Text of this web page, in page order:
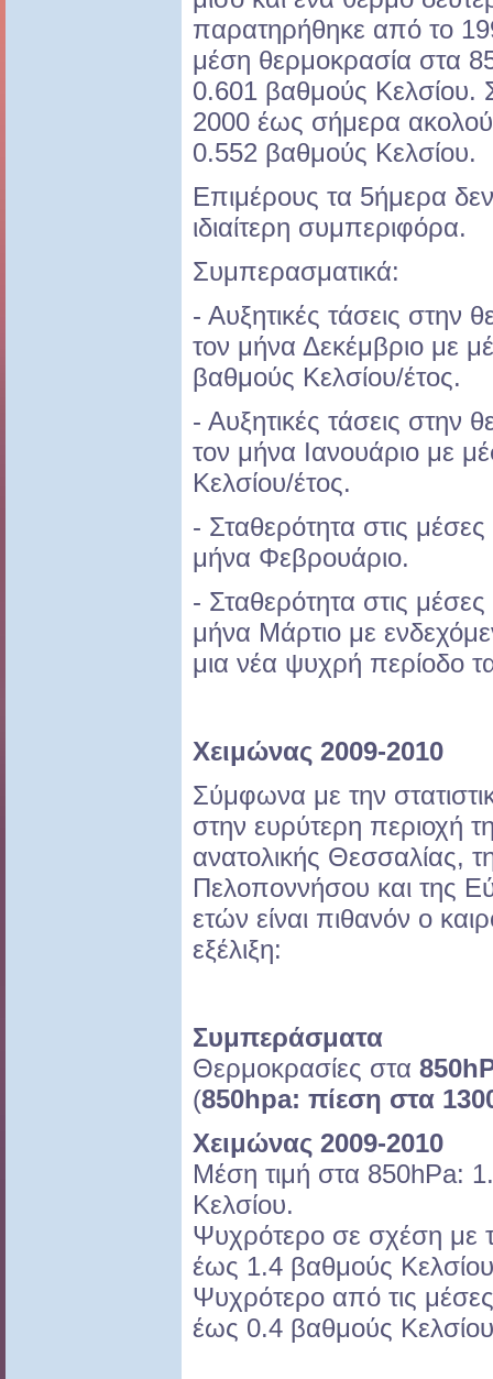
παρατηρήθηκε από το
μέση θερμοκρασία στα
0.601 βαθμούς Κελσίου.
2000 έως σήμερα
0.552 βαθμούς Κελσίου.
Επιμέρους τα 5ήμερα
ιδιαίτερη συμπεριφόρα.
Συμπερασματικά:
- Αυξητικές τάσεις στην
τον μήνα Δεκέμβριο με
βαθμούς Κελσίου/έτος.
- Αυξητικές τάσεις στην
τον μήνα Ιανουάριο με
Κελσίου/έτος.
- Σταθερότητα στις
μήνα Φεβρουάριο.
- Σταθερότητα στις
μήνα Μάρτιο με
μια νέα ψυχρή περίοδο
Χειμώνας 2009-2010
Σύμφωνα με την
στην ευρύτερη περιοχή
ανατολικής Θεσσαλίας,
Πελοποννήσου και της
ετών είναι πιθανόν ο
εξέλιξη:
Συμπεράσματα
Θερμοκρασίες στα
(850hpa: πίεση στα
Χειμώνας 2009-2010
Μέση τιμή στα 850hPa:
Κελσίου.
Ψυχρότερο σε σχέση με
έως 1.4 βαθμούς
Ψυχρότερο από τις μέσες
έως 0.4 βαθμούς